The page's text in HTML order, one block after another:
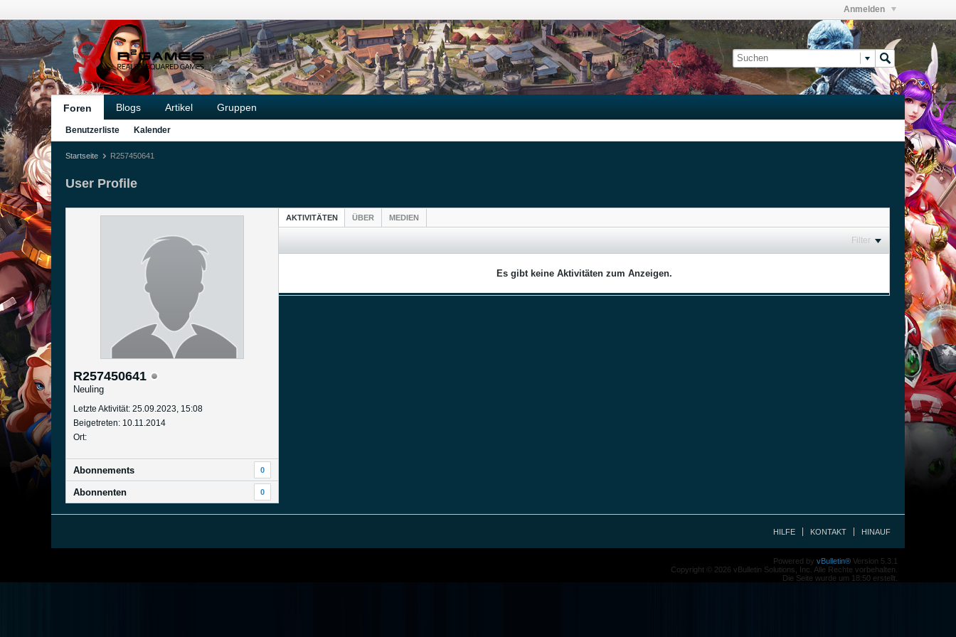
Anmelden
Foren Blogs Artikel Gruppen
Benutzerliste Kalender
Startseite R257450641
User Profile
R257450641
Neuling
Letzte Aktivität: 25.09.2023, 15:08
Beigetreten: 10.11.2014
Ort:
Abonnements 0
Abonnenten 0
AKTIVITÄTEN ÜBER MEDIEN
Filter
Es gibt keine Aktivitäten zum Anzeigen.
HILFE KONTAKT HINAUF
Powered by vBulletin® Version 5.3.1
Copyright © 2026 vBulletin Solutions, Inc. Alle Rechte vorbehalten.
Die Seite wurde um 18:50 erstellt.